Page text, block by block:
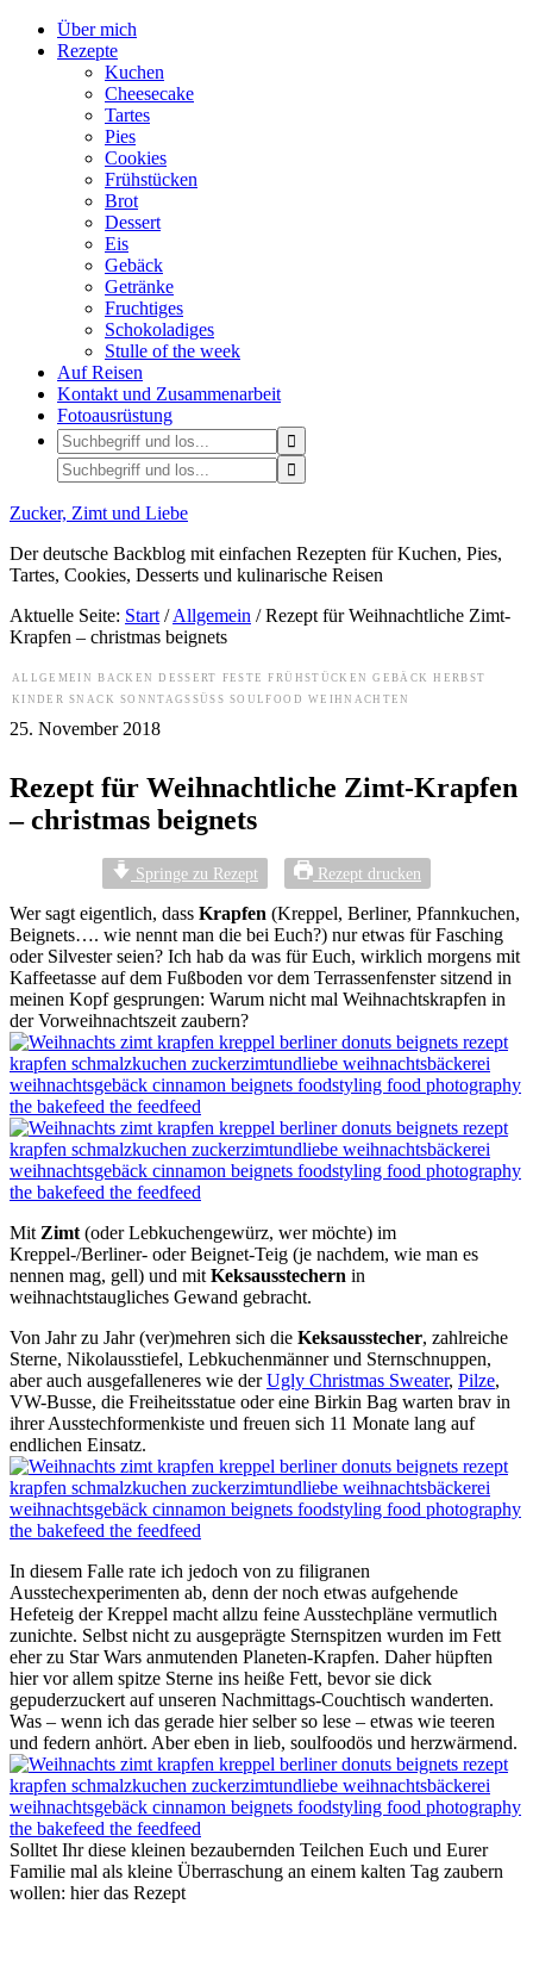
Über mich
Rezepte
Kuchen
Cheesecake
Tartes
Pies
Cookies
Frühstücken
Brot
Dessert
Eis
Gebäck
Getränke
Fruchtiges
Schokoladiges
Stulle of the week
Auf Reisen
Kontakt und Zusammenarbeit
Fotoausrüstung
Zucker, Zimt und Liebe
Der deutsche Backblog mit einfachen Rezepten für Kuchen, Pies,
Tartes, Cookies, Desserts und kulinarische Reisen
Aktuelle Seite: Start / Allgemein /Rezept für Weihnachtliche Zimt-
Krapfen – christmas beignets
ALLGEMEIN BACKEN DESSERT FESTE FRÜHSTÜCKEN GEBÄCK
HERBST
KINDER SNACK SONNTAGSSÜSS SOULFOOD WEIHNACHTEN
25. November 2018
Rezept für Weihnachtliche Zimt-Krapfen
– christmas beignets
Springe zu Rezept Rezept drucken
Wer sagt eigentlich, dass Krapfen (Kreppel, Berliner, Pfannkuchen,
Beignets…. wie nennt man die bei Euch?) nur etwas für Fasching
oder Silvester seien? Ich hab da was für Euch, wirklich morgens mit
Kaffeetasse auf dem Fußboden vor dem Terrassenfenster sitzend in
meinen Kopf gesprungen: Warum nicht mal Weihnachtskrapfen in
der Vorweihnachtszeit zaubern?
Mit Zimt (oder Lebkuchengewürz, wer möchte) im
Kreppel-/Berliner- oder Beignet-Teig (je nachdem, wie man es
nennen mag, gell) und mit Keksausstechern in
weihnachtstaugliches Gewand gebracht.
Von Jahr zu Jahr (ver)mehren sich die Keksausstecher, zahlreiche
Sterne, Nikolausstiefel, Lebkuchenmänner und Sternschnuppen,
aber auch ausgefalleneres wie derUgly Christmas Sweater, Pilze,
VW-Busse, die Freiheitsstatue oder eine Birkin Bag warten brav in
ihrer Ausstechformenkiste und freuen sich 11 Monate lang auf
endlichen Einsatz.
In diesem Falle rate ich jedoch von zu filigranen
Ausstechexperimenten ab, denn der noch etwas aufgehende
Hefeteig der Kreppel macht allzu feine Ausstechpläne vermutlich
zunichte. Selbst nicht zu ausgeprägte Sternspitzen wurden im Fett
eher zu Star Wars anmutenden Planeten-Krapfen. Daher hüpften
hier vor allem spitze Sterne ins heiße Fett, bevor sie dick
gepuderzuckert auf unseren Nachmittags-Couchtisch wanderten.
Was – wenn ich das gerade hier selber so lese – etwas wie teeren
und federn anhört. Aber eben in lieb, soulfoodös und herzwärmend.
Solltet Ihr diese kleinen bezaubernden Teilchen Euch und Eurer
Familie mal als kleine Überraschung an einem kalten Tag zaubern
wollen: hier das Rezept